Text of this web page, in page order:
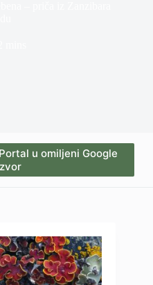
u omiljeni Google